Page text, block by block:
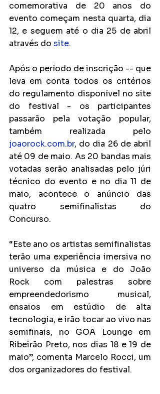
comemorativa de 20 anos do
evento começam nesta quarta, dia
12, e seguem até o dia 25 de abril
através do site.
Após o período de inscrição -- que
leva em conta todos os critérios
do regulamento disponível no site
do festival - os participantes
passarão pela votação popular,
joaorock.com.br, do dia 26 de abril
até 09 de maio. As 20 bandas mais
votadas serão analisadas pelo júri
técnico do evento e no dia 11 de
maio, acontece o anúncio das
quatro semifinalistas do
Concurso.
“Este ano os artistas semifinalistas
terão uma experiência imersiva no
universo da música e do João
Rock com palestras sobre
empreendedorismo musical,
ensaios em estúdio de alta
tecnologia, e irão tocar ao vivo nas
semifinais, no GOA Lounge em
Ribeirão Preto, nos dias 18 e 19 de
maio”, comenta Marcelo Rocci, um
dos organizadores do festival.